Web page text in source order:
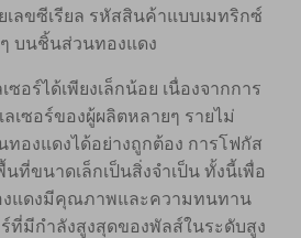
ลขซีเรียล รหัสสินค้าแบบเมทริกซ์
บนชิ้นส่วนทองแดง
อร์ได้เพียงเล็กน้อย เนื่องจากการ
เซอร์ของผู้ผลิตหลายๆ รายไม่
องแดงได้อย่างถูกต้อง การโฟกัส
ที่ขนาดเล็กเป็นสิ่งจำเป็น ทั้งนี้เพื่อ
แดงมีคุณภาพและความทนทาน
ที่มีกำลังสูงสุดของพัลส์ในระดับสูง